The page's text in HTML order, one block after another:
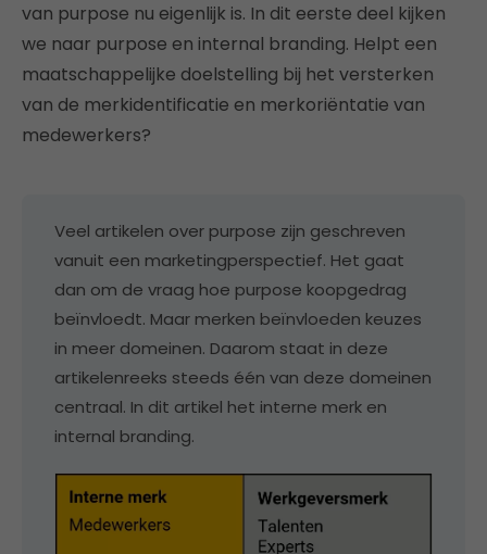
van purpose nu eigenlijk is. In dit eerste deel kijken
we naar purpose en internal branding. Helpt een
maatschappelijke doelstelling bij het versterken
van de merkidentificatie en merkoriëntatie van
medewerkers?
Veel artikelen over purpose zijn geschreven
vanuit een marketingperspectief. Het gaat
dan om de vraag hoe purpose koopgedrag
beïnvloedt. Maar merken beïnvloeden keuzes
in meer domeinen. Daarom staat in deze
artikelenreeks steeds één van deze domeinen
centraal. In dit artikel het interne merk en
internal branding.